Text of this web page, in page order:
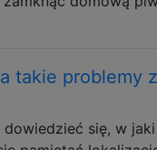
takie problemy
dowiedzieć się, w